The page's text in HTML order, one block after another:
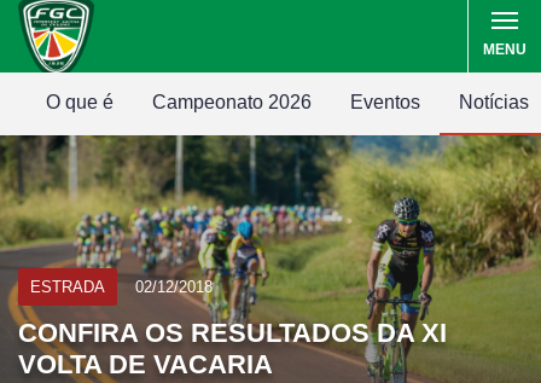
MENU
O que é Campeonato 2026 Eventos Notícias
ESTRADA 02/12/2018
CONFIRA OS RESULTADOS DA XI
VOLTA DE VACARIA